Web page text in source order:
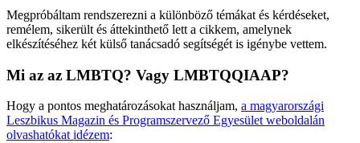
Megpróbáltam rendszerezni a különböző témákat és kérdéseket,
remélem, sikerült és áttekinthető lett a cikkem, amelynek
elkészítéséhez két külső tanácsadó segítségét is igénybe vettem.
Mi az az LMBTQ? Vagy LMBTQQIAAP?
Hogy a pontos meghatározásokat használjam, a magyarországi
Leszbikus Magazin és Programszervező Egyesület weboldalán
olvashatókat idézem: